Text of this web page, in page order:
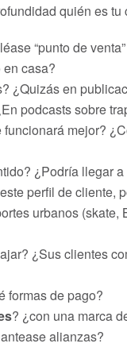
quién es tu
“punto de
casa?
¿Quizás en
podcasts sobre
funcionará mejor?
¿Podría llegar
perfil de cliente,
urbanos (skate,
¿Sus clientes
formas de pago?
? ¿con una marca
alianzas?